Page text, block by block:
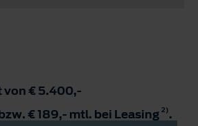
von € 5.400,-
€ 189,- mtl. bei Leasing 2).